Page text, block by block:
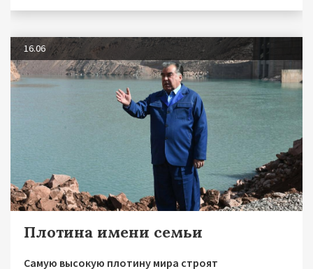
16.06
Плотина имени семьи
Самую высокую плотину мира строят